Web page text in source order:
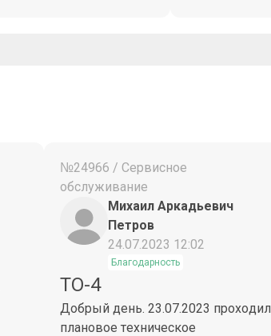
№24966 / Сервисное
обслуживание
Михаил Аркадьевич
Петров
24.07.2023 12:02
Благодарность
ТО-4
Добрый день. 23.07.2023 проходил
плановое техническое